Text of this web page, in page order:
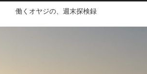
働くオヤジの、週末探検録